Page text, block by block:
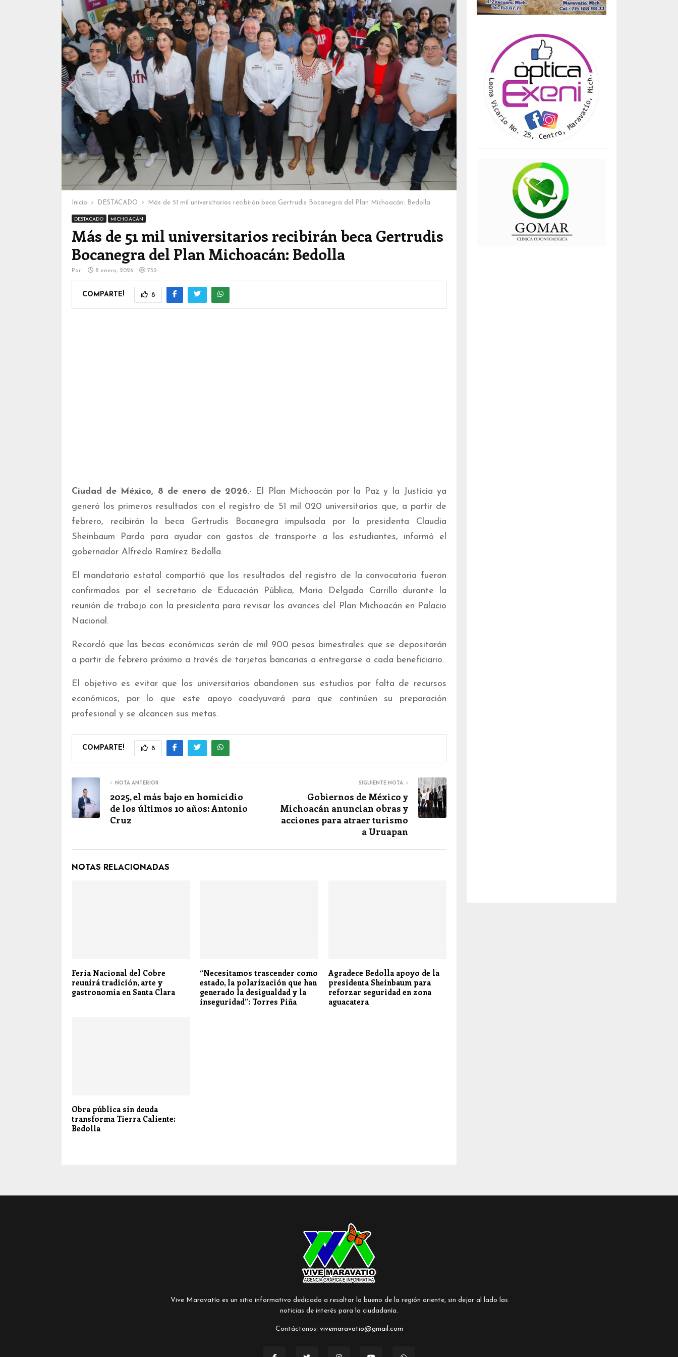
Inicio DESTACADO Más de 51 mil universitarios recibirán beca Gertrudis Bocanegra del Plan Michoacán: Bedolla
DESTACADO MICHOACÁN
Más de 51 mil universitarios recibirán beca Gertrudis
Bocanegra del Plan Michoacán: Bedolla
Por 8 enero, 2026 732
COMPARTE! 8
Ciudad de México, 8 de enero de 2026.- El Plan Michoacán por la Paz y la Justicia ya
generó los primeros resultados con el registro de 51 mil 020 universitarios que, a partir de
febrero, recibirán la beca Gertrudis Bocanegra impulsada por la presidenta Claudia
Sheinbaum Pardo para ayudar con gastos de transporte a los estudiantes, informó el
gobernador Alfredo Ramírez Bedolla.
El mandatario estatal compartió que los resultados del registro de la convocatoria fueron
confirmados por el secretario de Educación Pública, Mario Delgado Carrillo durante la
reunión de trabajo con la presidenta para revisar los avances del Plan Michoacán en Palacio
Nacional.
Recordó que las becas económicas serán de mil 900 pesos bimestrales que se depositarán
a partir de febrero próximo a través de tarjetas bancarias a entregarse a cada beneficiario.
El objetivo es evitar que los universitarios abandonen sus estudios por falta de recursos
económicos, por lo que este apoyo coadyuvará para que continúen su preparación
profesional y se alcancen sus metas.
COMPARTE! 8
NOTA ANTERIOR
2025, el más bajo en homicidio
de los últimos 10 años: Antonio
Cruz
SIGUIENTE NOTA
Gobiernos de México y
Michoacán anuncian obras y
acciones para atraer turismo
a Uruapan
NOTAS RELACIONADAS
Feria Nacional del Cobre
reunirá tradición, arte y
gastronomía en Santa Clara
“Necesitamos trascender como
estado, la polarización que han
generado la desigualdad y la
inseguridad”: Torres Piña
Agradece Bedolla apoyo de la
presidenta Sheinbaum para
reforzar seguridad en zona
aguacatera
Obra pública sin deuda
transforma Tierra Caliente:
Bedolla
Vive Maravatío es un sitio informativo dedicado a resaltar lo bueno de la región oriente, sin dejar al lado las
noticias de interés para la ciudadanía.
Contáctanos: vivemaravatio@gmail.com